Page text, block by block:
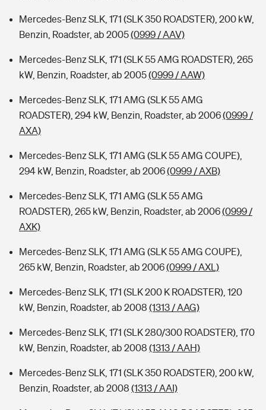
Mercedes-Benz SLK, 171 (SLK 350 ROADSTER), 200 kW,
Benzin, Roadster, ab 2005(0999 / AAV)
Mercedes-Benz SLK, 171 (SLK 55 AMG ROADSTER), 265
kW, Benzin, Roadster, ab 2005(0999 / AAW)
Mercedes-Benz SLK, 171 AMG (SLK 55 AMG
ROADSTER), 294 kW, Benzin, Roadster, ab 2006(0999 /
AXA)
Mercedes-Benz SLK, 171 AMG (SLK 55 AMG COUPE),
294 kW, Benzin, Roadster, ab 2006(0999 / AXB)
Mercedes-Benz SLK, 171 AMG (SLK 55 AMG
ROADSTER), 265 kW, Benzin, Roadster, ab 2006(0999 /
AXK)
Mercedes-Benz SLK, 171 AMG (SLK 55 AMG COUPE),
265 kW, Benzin, Roadster, ab 2006(0999 / AXL)
Mercedes-Benz SLK, 171 (SLK 200 K ROADSTER), 120
kW, Benzin, Roadster, ab 2008 (1313 / AAG)
Mercedes-Benz SLK, 171 (SLK 280/300 ROADSTER), 170
kW, Benzin, Roadster, ab 2008 (1313 / AAH)
Mercedes-Benz SLK, 171 (SLK 350 ROADSTER), 200 kW,
Benzin, Roadster, ab 2008 (1313 / AAI)